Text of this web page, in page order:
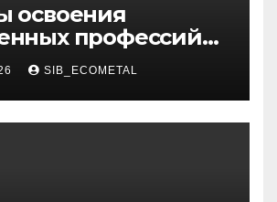
освоения
профессий
курсы
SIB_ECOMETAL